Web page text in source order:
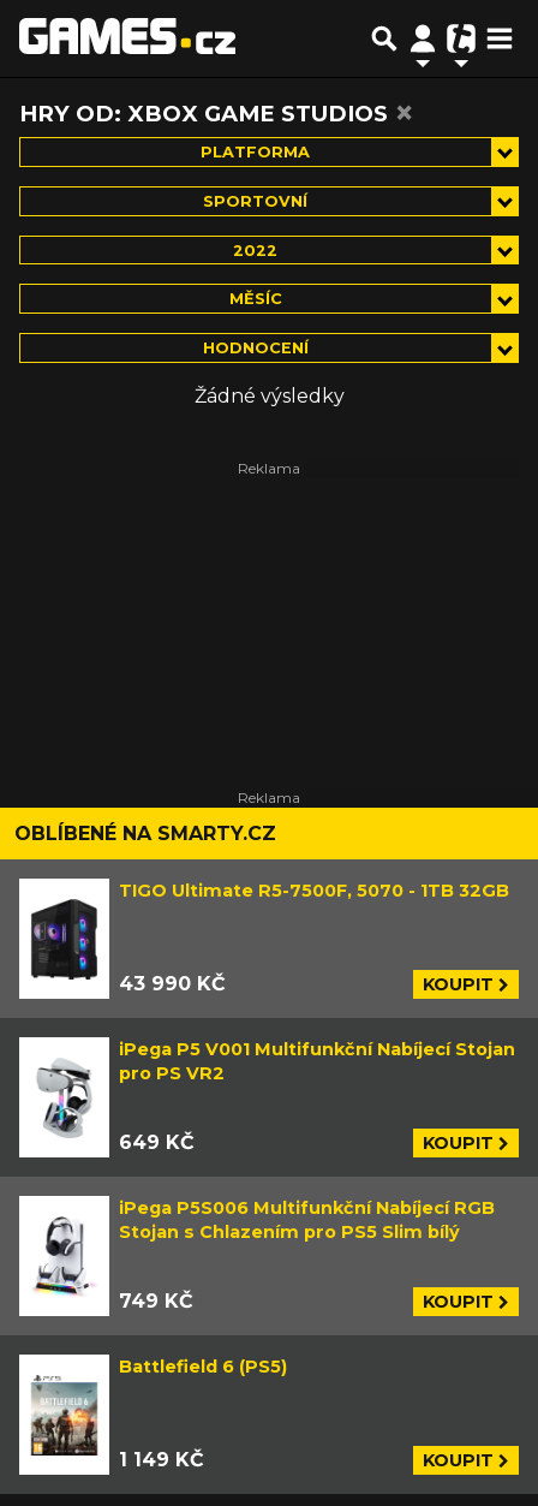
HRY OD: XBOX GAME STUDIOS ×
PLATFORMA
SPORTOVNÍ
2022
MĚSÍC
HODNOCENÍ
Žádné výsledky
OBLÍBENÉ NA SMARTY.CZ
TIGO Ultimate R5-7500F, 5070 - 1TB 32GB
43 990 KČ KOUPIT
iPega P5 V001 Multifunkční Nabíjecí Stojan
pro PS VR2
649 KČ KOUPIT
iPega P5S006 Multifunkční Nabíjecí RGB
Stojan s Chlazením pro PS5 Slim bílý
749 KČ KOUPIT
Battlefield 6 (PS5)
1 149 KČ KOUPIT